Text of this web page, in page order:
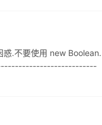
惑.不要使用 new